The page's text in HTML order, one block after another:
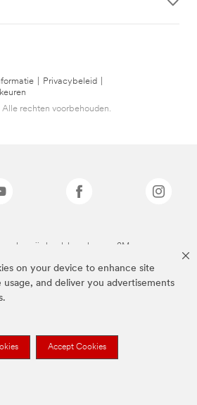
on your device to enhance site
usage, and deliver you advertisements
Accept Cookies
Privacybeleid
rechten voorbehouden.
zijn handelsmerken van 3M.we